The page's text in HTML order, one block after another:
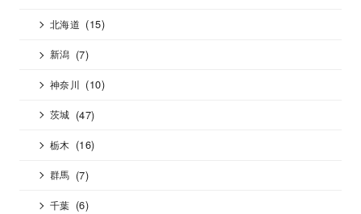
北海道 (15)
新潟 (7)
神奈川 (10)
茨城 (47)
栃木 (16)
群馬 (7)
千葉 (6)